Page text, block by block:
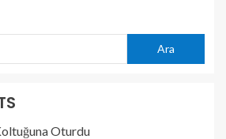
Ara
Oturdu